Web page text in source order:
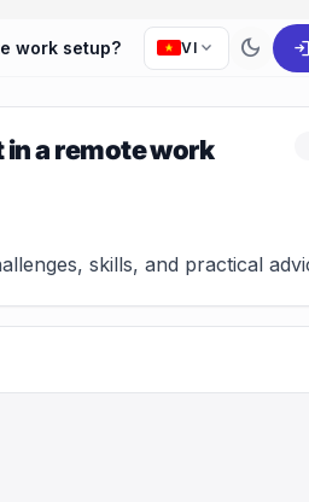
work setup? VI expand_more dark_mode login
a remote work
skills, and practical